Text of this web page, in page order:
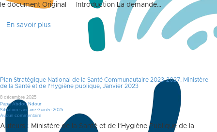
le document Original Introduction La demande…
En savoir plus
Plan Stratégique National de la Santé Communautaire 2023-2027, Ministère
de la Santé et de l’Hygiène publique, Janvier 2023
8 décembre 2025
Pape Abdou Ndour
Situation sanitaire Guinée 2025
Aucun commentaire
Auteurs : Ministère de la Santé et de l’Hygiène Publique de la